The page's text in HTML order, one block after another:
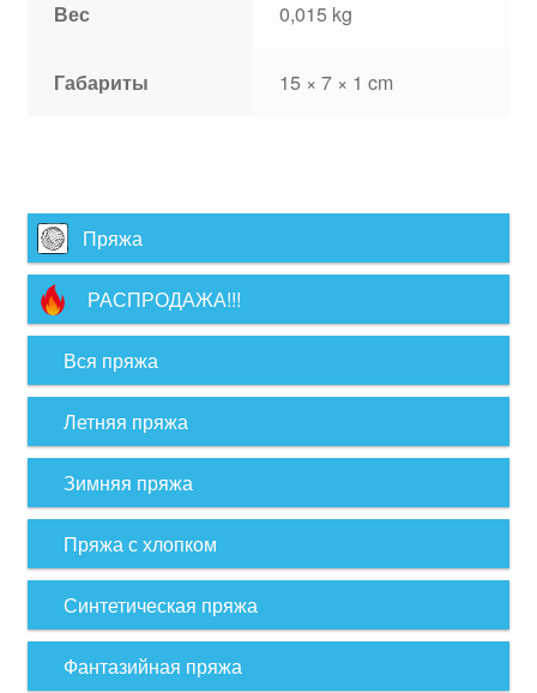
Вес 0,015 kg
Габариты 15 × 7 × 1 cm
Пряжа
РАСПРОДАЖА!!!
Вся пряжа
Летняя пряжа
Зимняя пряжа
Пряжа с хлопком
Синтетическая пряжа
Фантазийная пряжа